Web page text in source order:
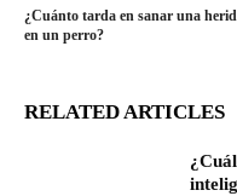
¿Cuánto tarda en sanar una
en un perro?
RELATED ARTICLES